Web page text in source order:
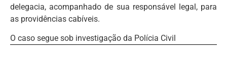
delegacia, acompanhado de sua responsável legal, para
as providências cabíveis.
O caso segue sob investigação da Polícia Civil